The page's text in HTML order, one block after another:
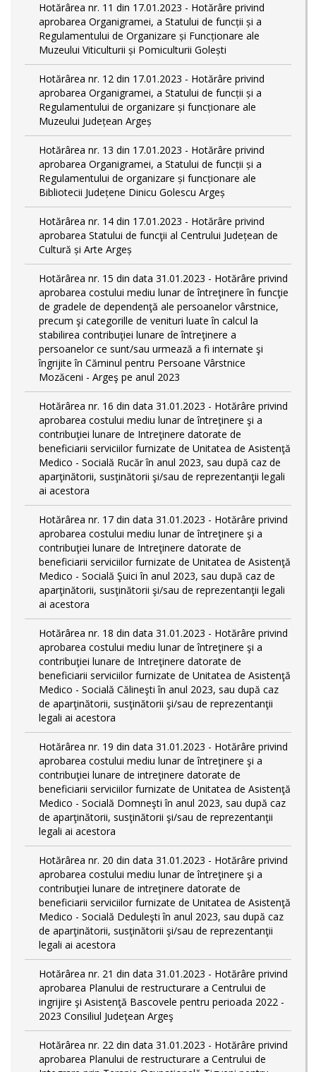
Hotărârea nr. 11 din 17.01.2023 - Hotărâre privind
aprobarea Organigramei, a Statului de funcții și a
Regulamentului de Organizare și Funcționare ale
Muzeului Viticulturii și Pomiculturii Golești
Hotărârea nr. 12 din 17.01.2023 - Hotărâre privind
aprobarea Organigramei, a Statului de funcții și a
Regulamentului de organizare și funcționare ale
Muzeului Județean Argeș
Hotărârea nr. 13 din 17.01.2023 - Hotărâre privind
aprobarea Organigramei, a Statului de funcții și a
Regulamentului de organizare și funcționare ale
Bibliotecii Județene Dinicu Golescu Argeș
Hotărârea nr. 14 din 17.01.2023 - Hotărâre privind
aprobarea Statului de funcţii al Centrului Județean de
Cultură și Arte Argeș
Hotărârea nr. 15 din data 31.01.2023 - Hotărâre privind
aprobarea costului mediu lunar de întreţinere în funcţie
de gradele de dependenţă ale persoanelor vârstnice,
precum şi categorille de venituri luate în calcul la
stabilirea contribuţiei lunare de întreţinere a
persoanelor ce sunt/sau urmează a fi internate şi
îngrijite în Căminul pentru Persoane Vârstnice
Mozăceni - Argeş pe anul 2023
Hotărârea nr. 16 din data 31.01.2023 - Hotărâre privind
aprobarea costului mediu lunar de întreţinere şi a
contribuţiei lunare de Intreţinere datorate de
beneficiarii serviciilor furnizate de Unitatea de Asistenţă
Medico - Socială Rucăr în anul 2023, sau după caz de
aparţinătorii, susţinătorii şi/sau de reprezentanţii legali
ai acestora
Hotărârea nr. 17 din data 31.01.2023 - Hotărâre privind
aprobarea costului mediu lunar de întreţinere şi a
contribuţiei lunare de Intreţinere datorate de
beneficiarii serviciilor furnizate de Unitatea de Asistenţă
Medico - Socială Şuici în anul 2023, sau după caz de
aparţinătorii, susţinătorii şi/sau de reprezentanţii legali
ai acestora
Hotărârea nr. 18 din data 31.01.2023 - Hotărâre privind
aprobarea costului mediu lunar de întreţinere şi a
contribuţiei lunare de Intreţinere datorate de
beneficiarii serviciilor furnizate de Unitatea de Asistenţă
Medico - Socială Călineşti în anul 2023, sau după caz
de aparţinătorii, susţinătorii şi/sau de reprezentanţii
legali ai acestora
Hotărârea nr. 19 din data 31.01.2023 - Hotărâre privind
aprobarea costului mediu lunar de întreţinere şi a
contribuţiei lunare de intreţinere datorate de
beneficiarii serviciilor furnizate de Unitatea de Asistenţă
Medico - Socială Domneşti în anul 2023, sau după caz
de aparţinătorii, susţinătorii şi/sau de reprezentanţii
legali ai acestora
Hotărârea nr. 20 din data 31.01.2023 - Hotărâre privind
aprobarea costului mediu lunar de întreţinere şi a
contribuţiei lunare de intreţinere datorate de
beneficiarii serviciilor furnizate de Unitatea de Asistenţă
Medico - Socială Deduleşti în anul 2023, sau după caz
de aparţinătorii, susţinătorii şi/sau de reprezentanţii
legali ai acestora
Hotărârea nr. 21 din data 31.01.2023 - Hotărâre privind
aprobarea Planului de restructurare a Centrului de
ingrijire şi Asistenţă Bascovele pentru perioada 2022 -
2023 Consiliul Judeţean Argeş
Hotărârea nr. 22 din data 31.01.2023 - Hotărâre privind
aprobarea Planului de restructurare a Centrului de